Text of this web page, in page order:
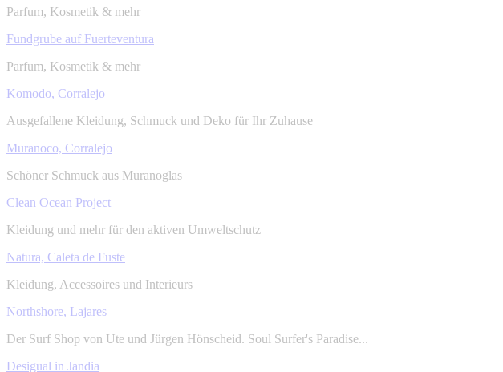
Parfum, Kosmetik & mehr
Fundgrube auf Fuerteventura
Parfum, Kosmetik & mehr
Komodo, Corralejo
Ausgefallene Kleidung, Schmuck und Deko für Ihr Zuhause
Muranoco, Corralejo
Schöner Schmuck aus Muranoglas
Clean Ocean Project
Kleidung und mehr für den aktiven Umweltschutz
Natura, Caleta de Fuste
Kleidung, Accessoires und Interieurs
Northshore, Lajares
Der Surf Shop von Ute und Jürgen Hönscheid. Soul Surfer's Paradise...
Desigual in Jandia